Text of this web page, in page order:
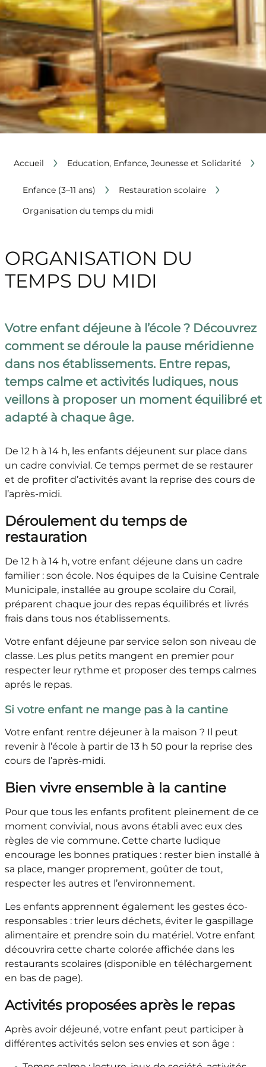
Accueil › Education, Enfance, Jeunesse et Solidarité ›
Enfance (3–11 ans) › Restauration scolaire ›
Organisation du temps du midi
ORGANISATION DU
TEMPS DU MIDI
Votre enfant déjeune à l’école ? Découvrez
comment se déroule la pause méridienne
dans nos établissements. Entre repas,
temps calme et activités ludiques, nous
veillons à proposer un moment équilibré et
adapté à chaque âge.
De 12 h à 14 h, les enfants déjeunent sur place dans
un cadre convivial. Ce temps permet de se restaurer
et de profiter d’activités avant la reprise des cours de
l’après-midi.
Déroulement du temps de
restauration
De 12 h à 14 h, votre enfant déjeune dans un cadre
familier : son école. Nos équipes de la Cuisine Centrale
Municipale, installée au groupe scolaire du Corail,
préparent chaque jour des repas équilibrés et livrés
frais dans tous nos établissements.
Votre enfant déjeune par service selon son niveau de
classe. Les plus petits mangent en premier pour
respecter leur rythme et proposer des temps calmes
aprés le repas.
Si votre enfant ne mange pas à la cantine
Votre enfant rentre déjeuner à la maison ? Il peut
revenir à l’école à partir de 13 h 50 pour la reprise des
cours de l’après-midi.
Bien vivre ensemble à la cantine
Pour que tous les enfants profitent pleinement de ce
moment convivial, nous avons établi avec eux des
règles de vie commune. Cette charte ludique
encourage les bonnes pratiques : rester bien installé à
sa place, manger proprement, goûter de tout,
respecter les autres et l’environnement.
Les enfants apprennent également les gestes éco-
responsables : trier leurs déchets, éviter le gaspillage
alimentaire et prendre soin du matériel. Votre enfant
découvrira cette charte colorée affichée dans les
restaurants scolaires (disponible en téléchargement
en bas de page).
Activités proposées après le repas
Après avoir déjeuné, votre enfant peut participer à
différentes activités selon ses envies et son âge :